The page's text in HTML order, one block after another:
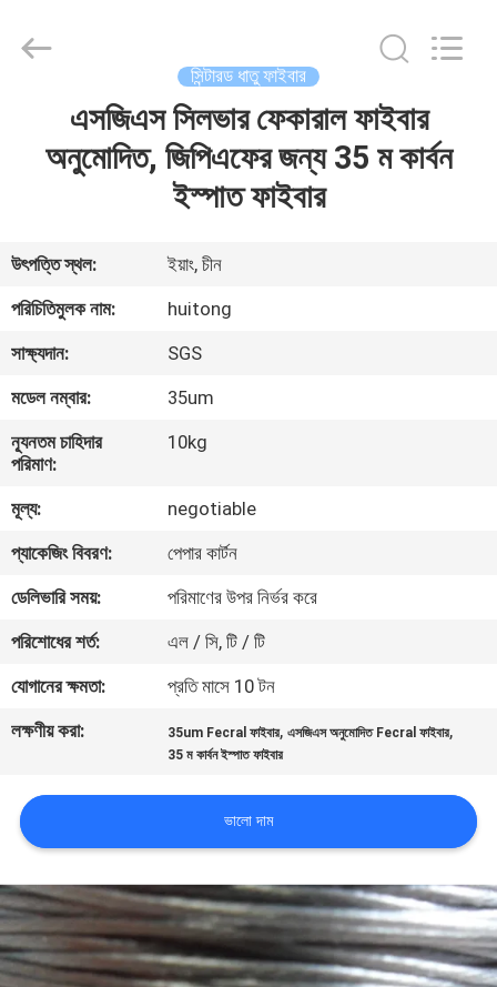
ভিডিও
শো
আমাদের
কারখানা
ভ্রমণ
নিয়ন্ত্রণ
করুন
উদ্ধৃতির
জন্য
আবেদন
Materials
সিন্টারড ধাতু ফাইবার
এসজিএস সিলভার ফেকারাল ফাইবার
অনুমোদিত, জিপিএফের জন্য 35 ম কার্বন
ইস্পাত ফাইবার
উৎপত্তি স্থল:
ইয়াং, চীন
পরিচিতিমুলক নাম:
huitong
সাক্ষ্যদান:
SGS
মডেল নম্বার:
35um
ন্যূনতম চাহিদার
পরিমাণ:
10kg
মূল্য:
negotiable
প্যাকেজিং বিবরণ:
পেপার কার্টন
ডেলিভারি সময়:
পরিমাণের উপর নির্ভর করে
পরিশোধের শর্ত:
এল / সি, টি / টি
যোগানের ক্ষমতা:
প্রতি মাসে 10 টন
লক্ষণীয় করা:
35um Fecral ফাইবার,এসজিএস অনুমোদিত Fecral ফাইবার,
35 ম কার্বন ইস্পাত ফাইবার
ভালো দাম